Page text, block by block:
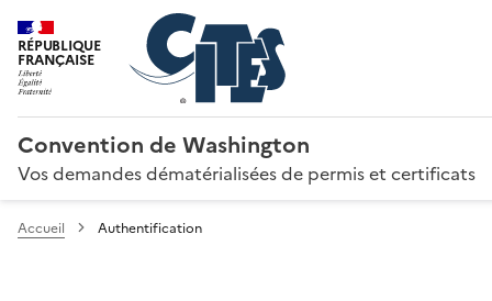
RÉPUBLIQUE
FRANÇAISE
Convention de Washington
Vos demandes dématérialisées de permis et certificats
Accueil Authentification